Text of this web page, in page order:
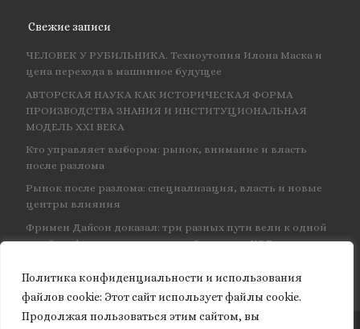
Политика конфиденциальности и использования
файлов сookie: Этот сайт использует файлы cookie.
Продолжая пользоваться этим сайтом, вы
Свежие записи
ЧЕЛОВЕК У РУБИЛЬНИКА. Техноутопия Илона Маска и
цена перехода в машинное будущее
АВТОРСКАЯ НАУКА КАК ИСТОРИЧЕСКАЯ ФОРМА
ПРОИЗВОДСТВА ЗНАНИЯ И ИНСТИТУЦИОНАЛЬНАЯ
МОДЕЛЬ XXI ВЕКА
Кто управляет выбором: рынок, внимание и власть
после разлома
Рынок после разлома: специализация, власть и новые
центры влияния
Фримен Дайсон доказал: три разных пути вели к одной
и той же физике — и навсегда объединил КЭД